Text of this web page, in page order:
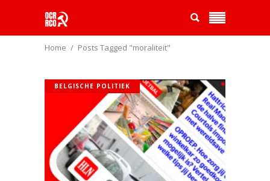
Home Posts Tagged "moraliteit"
BELGISCHE POLITIEK